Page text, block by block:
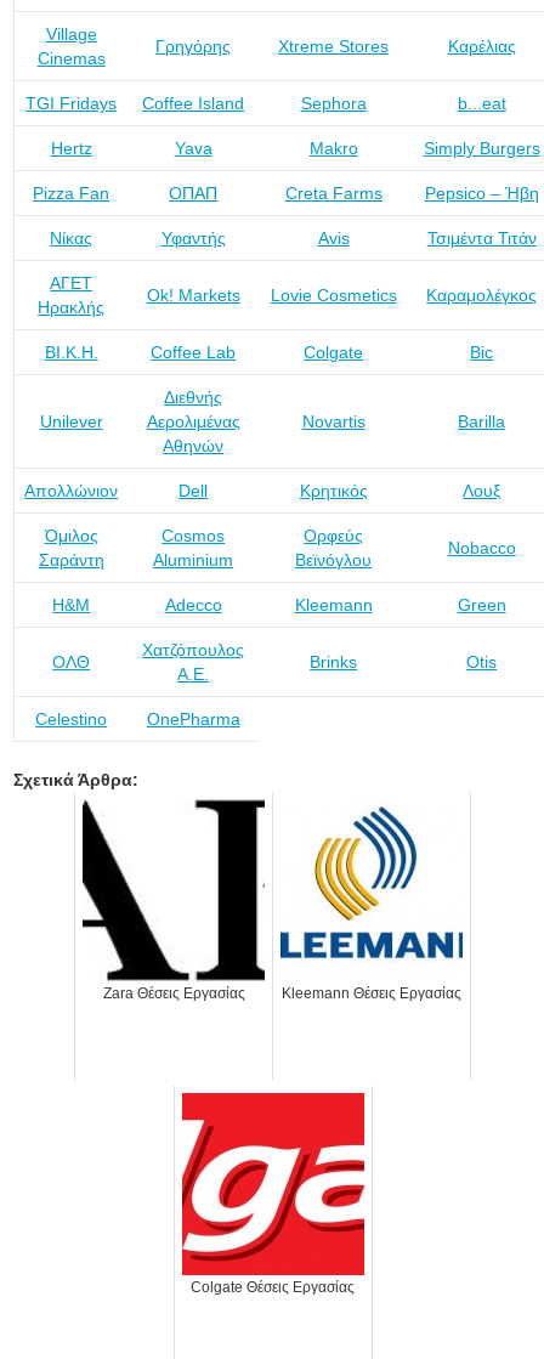
Village
Cinemas
Γρηγόρης Xtreme Stores Καρέλιας
TGI Fridays Coffee Island Sephora b...eat
Hertz Yava Makro Simply Burgers
Pizza Fan ΟΠΑΠ Creta Farms Pepsico – Ήβη
Νίκας Υφαντής Avis Τσιμέντα Τιτάν
ΑΓΕΤ
Ηρακλής
Ok! Markets Lovie Cosmetics Καραμολέγκος
ΒΙ.Κ.Η. Coffee Lab Colgate Bic
Unilever
Διεθνής
Αερολιμένας
Αθηνών
Novartis Barilla
Απολλώνιον Dell Κρητικός Λουξ
Όμιλος
Σαράντη
Cosmos
Aluminium
Ορφεύς
Βεϊνόγλου
Nobacco
H&M Adecco Kleemann Green
ΟΛΘ
Χατζόπουλος
Α.Ε.
Brinks Otis
Celestino OnePharma
Σχετικά Άρθρα:
Zara Θέσεις Εργασίας Kleemann Θέσεις Εργασίας
Colgate Θέσεις Εργασίας